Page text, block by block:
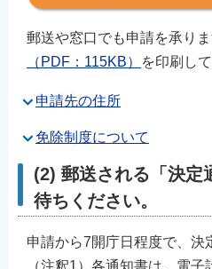
郵送や窓口でも申請を承りま
（PDF：115KB）
を印刷し
申請先の住所
免除制度について
(2) 郵送される「決定
待ちください。
申請から7開庁日程度で、決
（注釈1）各通知書は、電